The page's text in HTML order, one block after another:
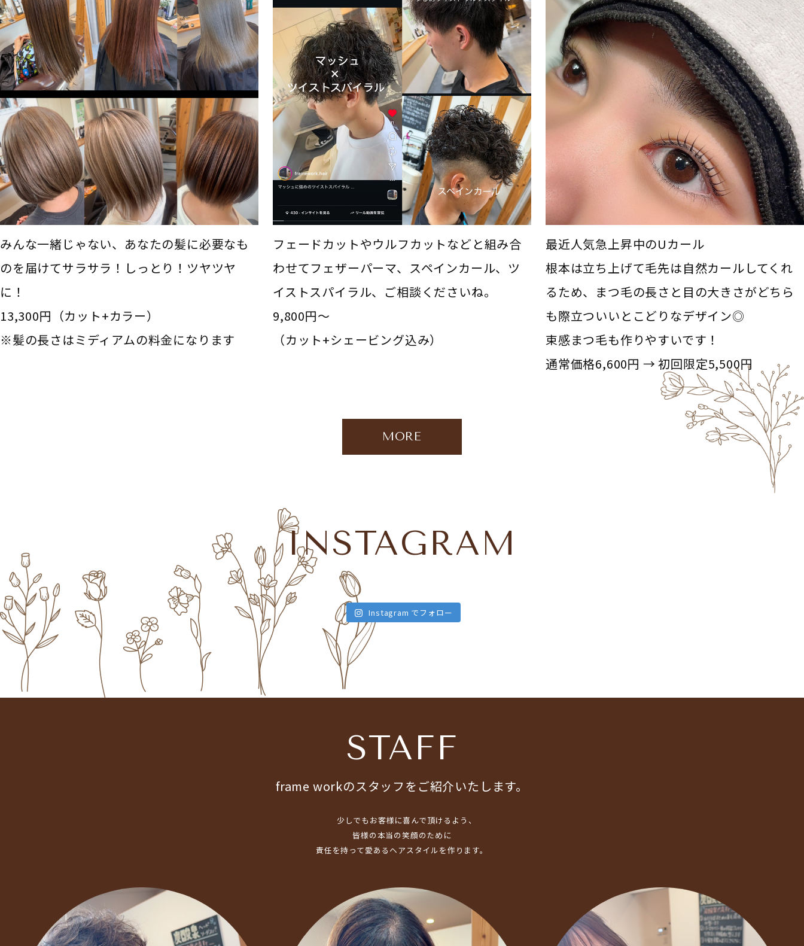
みんな一緒じゃない、あなたの髪に必要なも
のを届けてサラサラ！しっとり！ツヤツヤ
に！
13,300円（カット+カラー）
※髪の長さはミディアムの料金になります
フェードカットやウルフカットなどと組み合
わせてフェザーパーマ、スペインカール、ツ
イストスパイラル、ご相談くださいね。
9,800円～
（カット+シェービング込み）
最近人気急上昇中のUカール
根本は立ち上げて毛先は自然カールしてくれ
るため、まつ毛の長さと目の大きさがどちら
も際立ついいとこどりなデザイン◎
束感まつ毛も作りやすいです！
通常価格6,600円 → 初回限定5,500円
MORE
INSTAGRAM
Instagram でフォロー
STAFF
frame workのスタッフをご紹介いたします。
少しでもお客様に喜んで頂けるよう、
皆様の本当の笑顔のために
責任を持って愛あるヘアスタイルを作ります。